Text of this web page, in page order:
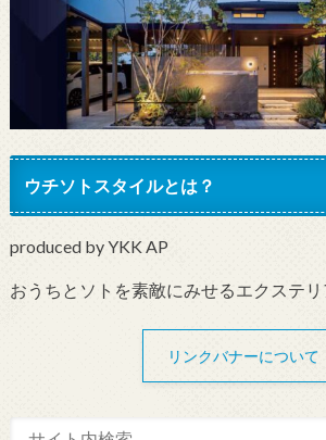
ウチソトスタイルとは？
produced by YKK AP
おうちとソトを素敵にみせるエクステリ
リンクバナーについて